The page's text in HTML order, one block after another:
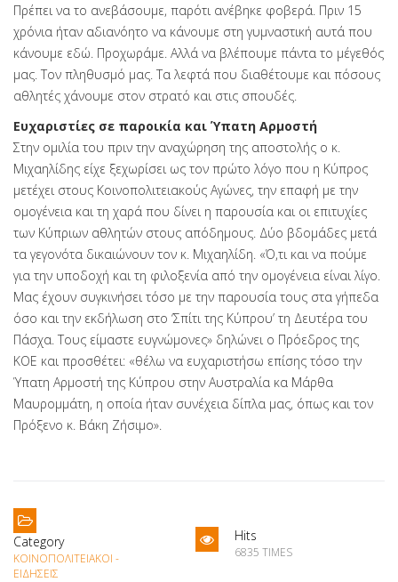
Πρέπει να το ανεβάσουμε, παρότι ανέβηκε φοβερά. Πριν 15
χρόνια ήταν αδιανόητο να κάνουμε στη γυμναστική αυτά που
κάνουμε εδώ. Προχωράμε. Αλλά να βλέπουμε πάντα το μέγεθός
μας. Τον πληθυσμό μας. Τα λεφτά που διαθέτουμε και πόσους
αθλητές χάνουμε στον στρατό και στις σπουδές.
Ευχαριστίες σε παροικία και Ύπατη Αρμοστή
Στην ομιλία του πριν την αναχώρηση της αποστολής ο κ.
Μιχαηλίδης είχε ξεχωρίσει ως τον πρώτο λόγο που η Κύπρος
μετέχει στους Κοινοπολιτειακούς Αγώνες, την επαφή με την
ομογένεια και τη χαρά που δίνει η παρουσία και οι επιτυχίες
των Κύπριων αθλητών στους απόδημους. Δύο βδομάδες μετά
τα γεγονότα δικαιώνουν τον κ. Μιχαηλίδη. «Ό,τι και να πούμε
για την υποδοχή και τη φιλοξενία από την ομογένεια είναι λίγο.
Μας έχουν συγκινήσει τόσο με την παρουσία τους στα γήπεδα
όσο και την εκδήλωση στο ‘Σπίτι της Κύπρου’ τη Δευτέρα του
Πάσχα. Τους είμαστε ευγνώμονες» δηλώνει ο Πρόεδρος της
ΚΟΕ και προσθέτει: «θέλω να ευχαριστήσω επίσης τόσο την
Ύπατη Αρμοστή της Κύπρου στην Αυστραλία κα Μάρθα
Μαυρομμάτη, η οποία ήταν συνέχεια δίπλα μας, όπως και τον
Πρόξενο κ. Βάκη Ζήσιμο».
Category
ΚΟΙΝΟΠΟΛΙΤΕΙΑΚΟΊ -
ΕΙΔΉΣΕΙΣ
Hits
6835 TIMES